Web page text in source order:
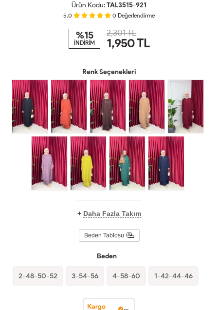
Ürün Kodu:TAL3515-921
5.0 0 Değerlendirme
%15
İNDİRİM
2,301 TL
1,950TL
Renk Seçenekleri
+ Daha Fazla Takım
Beden Tablosu
Beden
2-48-50-52 3-54-56 4-58-60 1-42-44-46